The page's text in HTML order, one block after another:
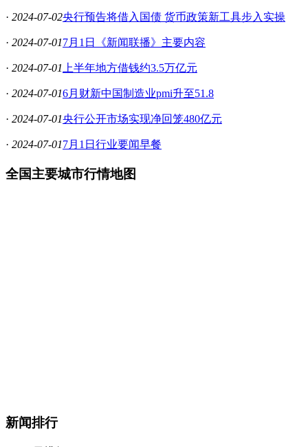
· 2024-07-02央行预告将借入国债 货币政策新工具步入实操
· 2024-07-017月1日《新闻联播》主要内容
· 2024-07-01 ​上半年地方借钱约3.5万亿元
· 2024-07-016月财新中国制造业pmi升至51.8
· 2024-07-01央行公开市场实现净回笼480亿元
· 2024-07-017月1日行业要闻早餐
全国主要城市行情地图
新闻排行